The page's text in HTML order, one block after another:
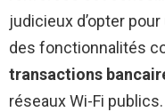
judicieux d’opter
des fonctionnalités
transactions
réseaux Wi-Fi